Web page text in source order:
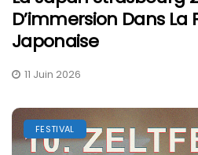
D’immersion Dans La
Japonaise
11 Juin 2026
FESTIVAL